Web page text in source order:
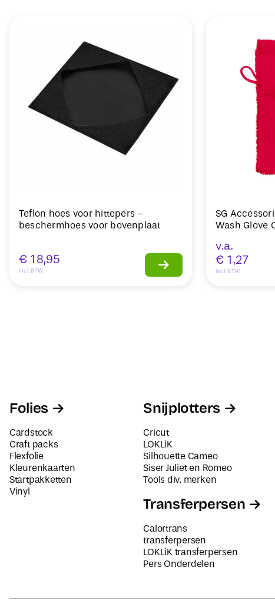
Teflon hoes voor hittepers –
beschermhoes voor bovenplaat
€ 18,95
Incl. BTW
SG
Wash Glove
v.a.
€ 1,27
Incl. BTW
Folies
Cardstock
Craft packs
Flexfolie
Kleurenkaarten
Startpakketten
Vinyl
Snijplotters
Cricut
LOKLiK
Silhouette Cameo
Siser Juliet en Romeo
Tools div. merken
Transferpersen
Calortrans
transferpersen
LOKLiK transferpersen
Pers Onderdelen